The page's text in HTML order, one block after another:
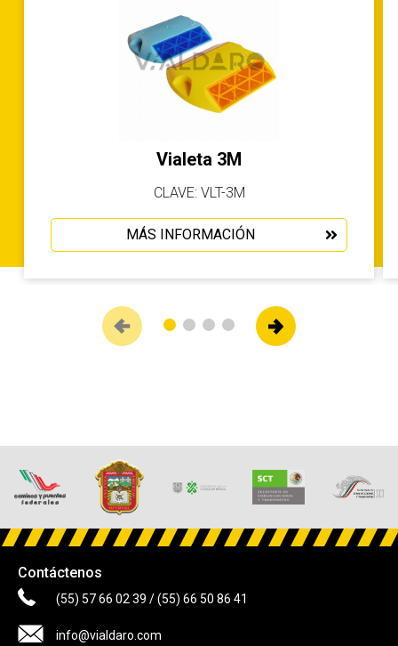
Vialeta 3M
CLAVE: VLT-3M
MÁS INFORMACIÓN
Contáctenos
(55) 57 66 02 39 /(55) 66 50 86 41
info@vialdaro.com